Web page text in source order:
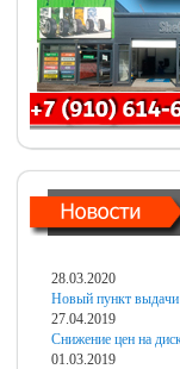
28.03.2020
Новый пункт выдачи
27.04.2019
Снижение цен на
01.03.2019